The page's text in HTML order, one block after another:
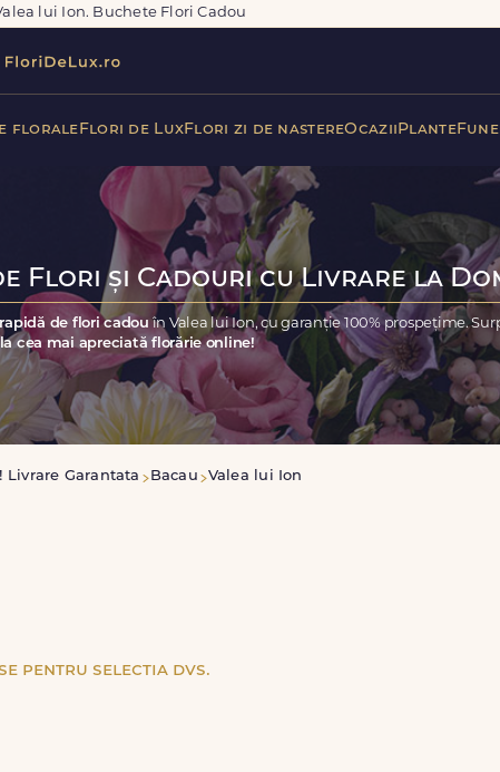
lui Ion. Buchete Flori Cadou
floraleFlori de LuxFlori zi de nastereOcazii Plante
Flori și Cadouri cu Livrare la
de flori cadou în Valea lui Ion, cu garanție 100% prospețime.
cea mai apreciată florărie online!
Garantata Bacau Valea lui Ion
pentru selectia dvs.